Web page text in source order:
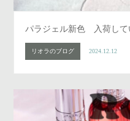
パラジェル新色 入荷して
リオラのブログ 2024.12.12